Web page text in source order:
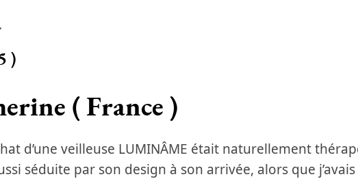
)
( France )
d’une veilleuse LUMINÂME était naturellement
séduite par son design à son arrivée, alors que